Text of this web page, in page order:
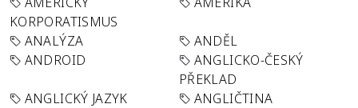
KORPORATISMUS
ANALÝZA
ANDĚL
ANDROID
ANGLICKO-ČESKÝ
PŘEKLAD
ANGLICKÝ JAZYK
ANGLIČTINA